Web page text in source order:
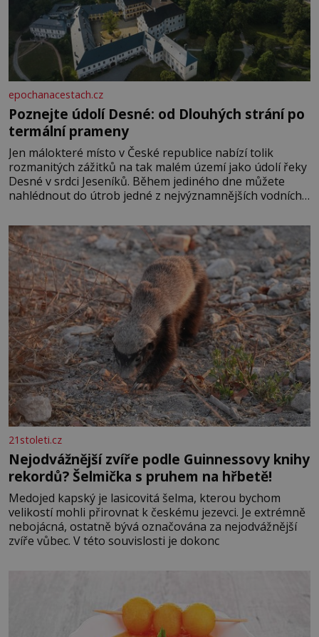
epochanacestach.cz
Poznejte údolí Desné: od Dlouhých strání po
termální prameny
Jen málokteré místo v České republice nabízí tolik
rozmanitých zážitků na tak malém území jako údolí řeky
Desné v srdci Jeseníků. Během jediného dne můžete
nahlédnout do útrob jedné z nejvýznamnějších vodních
se na koloběžce a den zakončit poznáváním památek ve
Velkých Losinách nebo v termálním
21stoleti.cz
Nejodvážnější zvíře podle Guinnessovy knihy
rekordů? Šelmička s pruhem na hřbetě!
Medojed kapský je lasicovitá šelma, kterou bychom
velikostí mohli přirovnat k českému jezevci. Je extrémně
nebojácná, ostatně bývá označována za nejodvážnější
zvíře vůbec. V této souvislosti je dokonc